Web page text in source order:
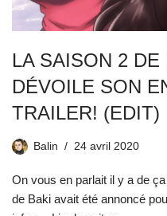
LA SAISON 2
DÉVOILE SON
TRAILER! (EDIT)
Balin 24 avril 2020
On vous en parlait il y a de
de Baki avait été annoncé